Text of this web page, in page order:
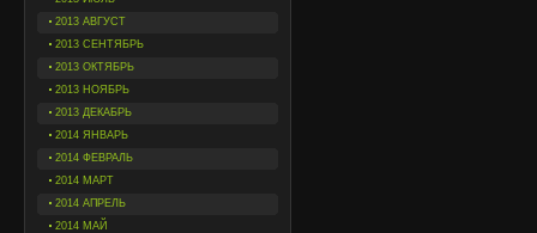
2013 АВГУСТ
2013 СЕНТЯБРЬ
2013 ОКТЯБРЬ
2013 НОЯБРЬ
2013 ДЕКАБРЬ
2014 ЯНВАРЬ
2014 ФЕВРАЛЬ
2014 МАРТ
2014 АПРЕЛЬ
2014 МАЙ